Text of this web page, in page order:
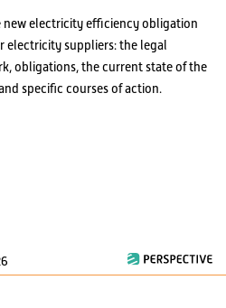
new electricity efficiency obligation
electricity suppliers: the legal
obligations, the current state of the
specific courses of action.